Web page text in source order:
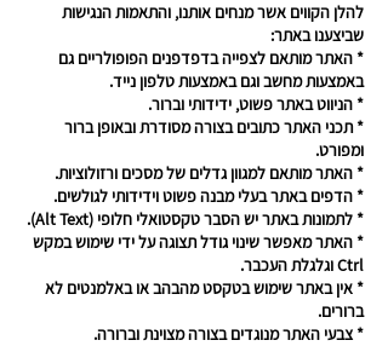
​להלן הקווים אשר מנחים אותנו, והתאמות הנגישות
שביצענו באתר:
* האתר מותאם לצפייה בדפדפנים הפופולריים גם
באמצעות מחשב וגם באמצעות טלפון נייד.
* הניווט באתר פשוט, ידידותי וברור.
* תכני האתר כתובים בצורה מסודרת ובאופן ברור
ומפורט.
* האתר מותאם למגוון גדלים של מסכים ורזולוציות.
* הדפים באתר בעלי מבנה פשוט וידידותי לגולשים.
* לתמונות באתר יש הסבר טקסטואלי חלופי (Alt Text).
* האתר מאפשר שינוי גודל תצוגה על ידי שימוש במקש
Ctrl וגלגלת העכבר.
* אין באתר שימוש בטקסט מהבהב או באלמנטים לא
ברורים.
* צבעי האתר מנוגדים בצורה מצוינת וברורה.